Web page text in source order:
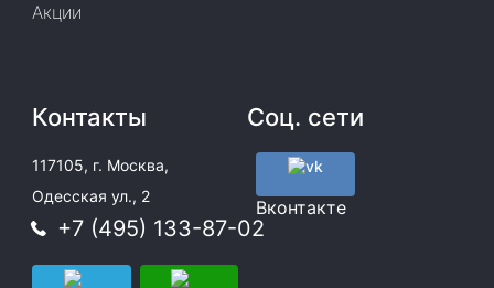
Акции
Контакты
117105, г. Москва,
Одесская ул., 2
+7 (495) 133-87-02
Соц. сети
Вконтакте